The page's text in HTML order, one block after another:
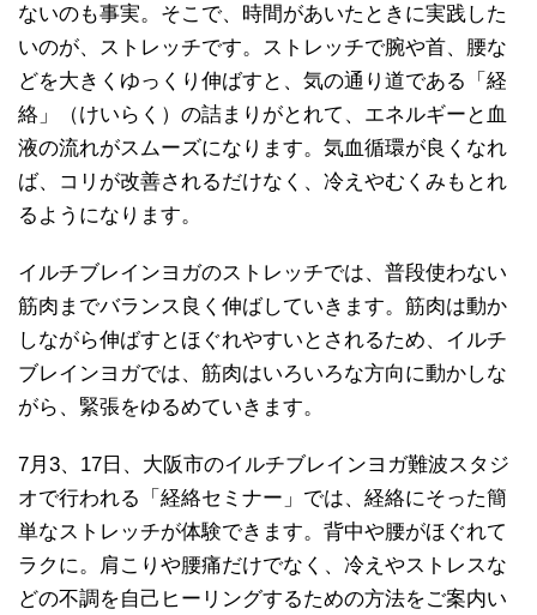
ないのも事実。そこで、時間があいたときに実践した
いのが、ストレッチです。ストレッチで腕や首、腰な
どを大きくゆっくり伸ばすと、気の通り道である「経
絡」（けいらく）の詰まりがとれて、エネルギーと血
液の流れがスムーズになります。気血循環が良くなれ
ば、コリが改善されるだけなく、冷えやむくみもとれ
るようになります。
イルチブレインヨガのストレッチでは、普段使わない
筋肉までバランス良く伸ばしていきます。筋肉は動か
しながら伸ばすとほぐれやすいとされるため、イルチ
ブレインヨガでは、筋肉はいろいろな方向に動かしな
がら、緊張をゆるめていきます。
7月3、17日、大阪市のイルチブレインヨガ難波スタジ
オで行われる「経絡セミナー」では、経絡にそった簡
単なストレッチが体験できます。背中や腰がほぐれて
ラクに。肩こりや腰痛だけでなく、冷えやストレスな
どの不調を自己ヒーリングするための方法をご案内い